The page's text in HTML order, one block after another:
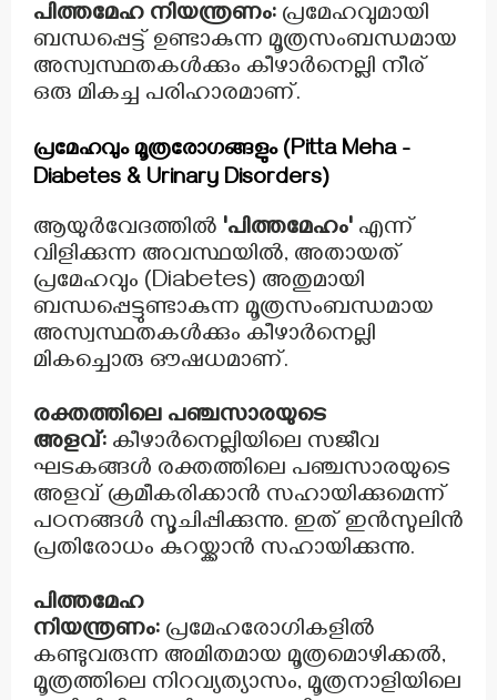
പിത്തമേഹ നിയന്ത്രണം: പ്രമേഹവുമായി
ബന്ധപ്പെട്ട് ഉണ്ടാകുന്ന മൂത്രസംബന്ധമായ
അസ്വസ്ഥതകൾക്കും കീഴാർനെല്ലി നീര്
ഒരു മികച്ച പരിഹാരമാണ്.
പ്രമേഹവും മൂത്രരോഗങ്ങളും (Pitta Meha -
Diabetes & Urinary Disorders)
ആയുർവേദത്തിൽ 'പിത്തമേഹം' എന്ന്
വിളിക്കുന്ന അവസ്ഥയിൽ, അതായത്
പ്രമേഹവും (Diabetes) അതുമായി
ബന്ധപ്പെട്ടുണ്ടാകുന്ന മൂത്രസംബന്ധമായ
അസ്വസ്ഥതകൾക്കും കീഴാർനെല്ലി
മികച്ചൊരു ഔഷധമാണ്.
രക്തത്തിലെ പഞ്ചസാരയുടെ
അളവ്: കീഴാർനെല്ലിയിലെ സജീവ
ഘടകങ്ങൾ രക്തത്തിലെ പഞ്ചസാരയുടെ
അളവ് ക്രമീകരിക്കാൻ സഹായിക്കുമെന്ന്
പഠനങ്ങൾ സൂചിപ്പിക്കുന്നു. ഇത് ഇൻസുലിൻ
പ്രതിരോധം കുറയ്ക്കാൻ സഹായിക്കുന്നു.
പിത്തമേഹ
നിയന്ത്രണം: പ്രമേഹരോഗികളിൽ
കണ്ടുവരുന്ന അമിതമായ മൂത്രമൊഴിക്കൽ,
മൂത്രത്തിലെ നിറവ്യത്യാസം, മൂത്രനാളിയിലെ